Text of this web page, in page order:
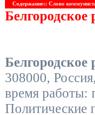
Содержание:: Слово
308000, Россия,
время работы:
Политические